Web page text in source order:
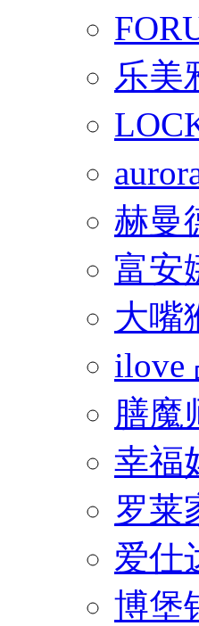
乐美
赫曼
富安
大嘴
ilove
膳魔
幸福
罗莱
爱仕
博堡